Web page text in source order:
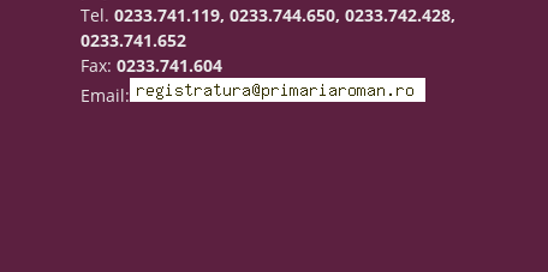
Tel.0233.741.119, 0233.744.650, 0233.742.428,
0233.741.652
Fax:0233.741.604
Email: